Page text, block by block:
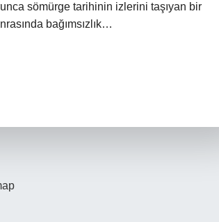
sömürge tarihinin izlerini taşıyan bir
bağımsızlık…